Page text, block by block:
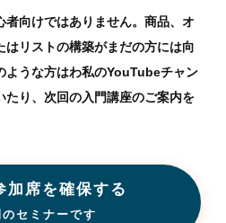
者向けではありません。商品、オ
はリストの構築がまだの方には向
ような方はわ私のYouTubeチャン
たり、次回の入門講座のご案内を
加席を確保する
セミナーです